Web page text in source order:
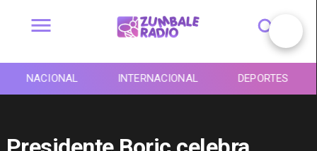
NACIONAL INTERNACIONAL DEPORTES